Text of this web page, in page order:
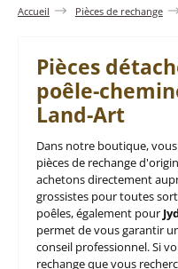
Accueil Pièces de rechange
Pièces
poêle-
Land-Art
Dans notre boutique,
pièces de rechange
achetons directement
grossistes pour toutes
poêles, également pour
permet de vous garantir
conseil professionnel. Si
rechange que vous